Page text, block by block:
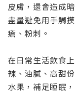
皮膚，還會造成
盡量避免用手觸
瘡、粉刺。
在日常生活飲食
辣、油膩、高甜
水果，補足睡眠